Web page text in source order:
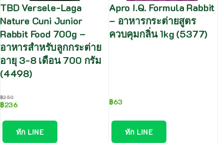
TBD Versele-Laga
Nature Cuni Junior
Rabbit Food 700g –
อาหารสำหรับลูกกระต่าย
อายุ 3-8 เดือน 700 กรัม
(4498)
฿250
฿236
ทัก LINE
Apro I.Q. Formula Rabbit
– อาหารกระต่ายสูตร
ควบคุมกลิ่น 1kg (5377)
฿63
ทัก LINE